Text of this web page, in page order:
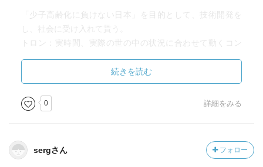
「少子高齢化に負けない日本」を目的として、技術開発を
し、社会に受け入れて貰う。
トロン：実時間、実際の世の中の状況に合わせて動くコン
世界的な実践として、EPCグローバルとuIDセンターがあ
る。
バーコード、ＱＲコード、パッシブ・タグ
えるか？
続きを読む
0 詳細をみる
sergさん フォロー